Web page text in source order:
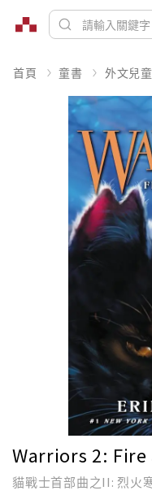
首頁 童書 外文兒
Warriors 2: Fire
貓戰士首部曲之II: 烈火